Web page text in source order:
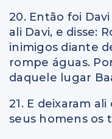
20. Então foi
ali Davi, e disse:
inimigos diante
rompe águas.
daquele lugar
21. E deixaram
seus homens os